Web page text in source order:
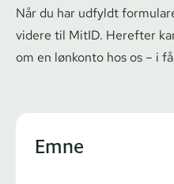
Når du har udfyldt
videre til MitID. Herefter
om en lønkonto hos os – i
Emne